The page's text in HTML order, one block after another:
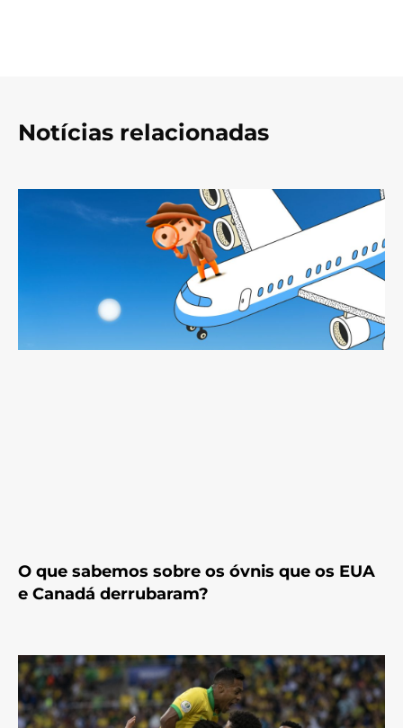
Notícias relacionadas
O que sabemos sobre os óvnis que os EUA
e Canadá derrubaram?